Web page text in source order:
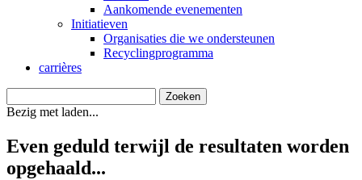
Aankomende evenementen
Initiatieven
Organisaties die we ondersteunen
Recyclingprogramma
carrières
Bezig met laden...
Even geduld terwijl de resultaten worden
opgehaald...